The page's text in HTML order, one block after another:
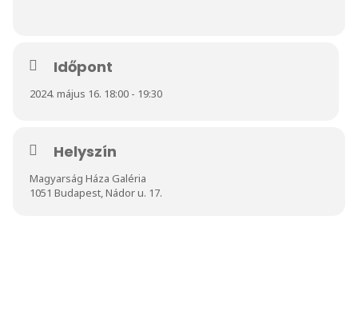
Időpont
2024. május 16. 18:00 - 19:30
Helyszín
Magyarság Háza Galéria
1051 Budapest, Nádor u. 17.